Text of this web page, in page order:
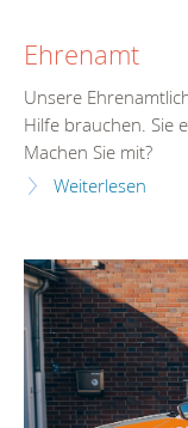
Ehrenamt
Unsere
Hilfe brauchen. Sie
Machen Sie mit?
Weiterlesen